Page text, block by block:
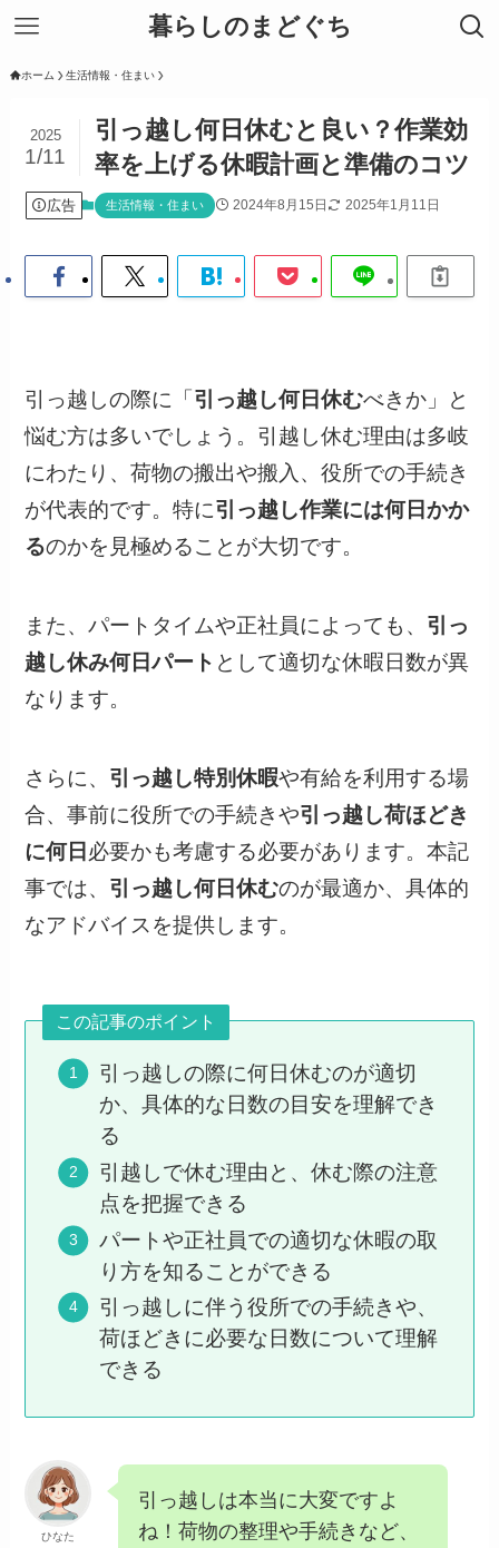
暮らしのまどぐち
ホーム 生活情報・住まい
引っ越し何日休むと良い？作業効
率を上げる休暇計画と準備のコツ
2025
1/11
広告 生活情報・住まい 2024年8月15日 2025年1月11日
引っ越しの際に「 引っ越し何日休むべきか」と
悩む方は多いでしょう。引越し休む理由は多岐
にわたり、荷物の搬出や搬入、役所での手続き
が代表的です。特に引っ越し作業には何日かか
るのかを見極めることが大切です。
また、パートタイムや正社員によっても、 引っ
越し休み何日パート として適切な休暇日数が異
なります。
さらに、 引っ越し特別休暇や有給を利用する場
合、事前に役所での手続きや引っ越し荷ほどき
に何日 必要かも考慮する必要があります。本記
事では、 引っ越し何日休むのが最適か、具体的
なアドバイスを提供します。
この記事のポイント
引っ越しの際に何日休むのが適切
か、具体的な日数の目安を理解でき
る
引越しで休む理由と、休む際の注意
点を把握できる
パートや正社員での適切な休暇の取
り方を知ることができる
引っ越しに伴う役所での手続きや、
荷ほどきに必要な日数について理解
できる
ひなた
引っ越しは本当に大変ですよ
ね！荷物の整理や手続きなど、